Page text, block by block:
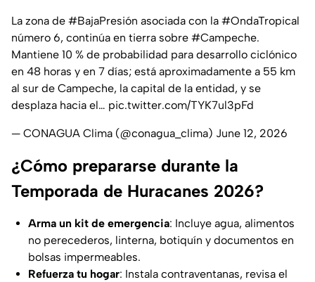
La zona de #BajaPresión asociada con la #OndaTropical
número 6, continúa en tierra sobre #Campeche.
Mantiene 10 % de probabilidad para desarrollo ciclónico
en 48 horas y en 7 días; está aproximadamente a 55 km
al sur de Campeche, la capital de la entidad, y se
desplaza hacia el… pic.twitter.com/TYK7ul3pFd
— CONAGUA Clima (@conagua_clima) June 12, 2026
¿Cómo prepararse durante la
Temporada de Huracanes 2026?
Arma un kit de emergencia: Incluye agua, alimentos
no perecederos, linterna, botiquín y documentos en
bolsas impermeables.
Refuerza tu hogar: Instala contraventanas, revisa el